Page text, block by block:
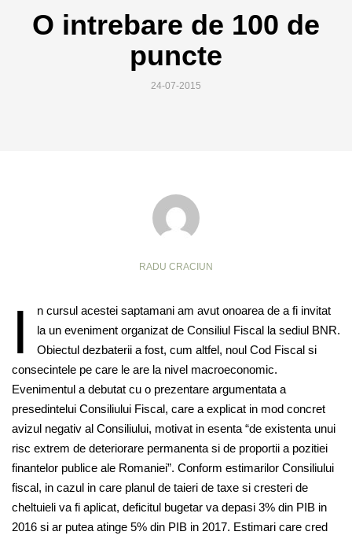
O intrebare de 100 de
puncte
24-07-2015
RADU CRACIUN
I
n cursul acestei saptamani am avut onoarea de a fi invitat
la un eveniment organizat de Consiliul Fiscal la sediul BNR.
Obiectul dezbaterii a fost, cum altfel, noul Cod Fiscal si
consecintele pe care le are la nivel macroeconomic.
Evenimentul a debutat cu o prezentare argumentata a
presedintelui Consiliului Fiscal, care a explicat in mod concret
avizul negativ al Consiliului, motivat in esenta “de existenta unui
risc extrem de deteriorare permanenta si de proportii a pozitiei
finantelor publice ale Romaniei”. Conform estimarilor Consiliului
fiscal, in cazul in care planul de taieri de taxe si cresteri de
cheltuieli va fi aplicat, deficitul bugetar va depasi 3% din PIB in
2016 si ar putea atinge 5% din PIB in 2017. Estimari care cred